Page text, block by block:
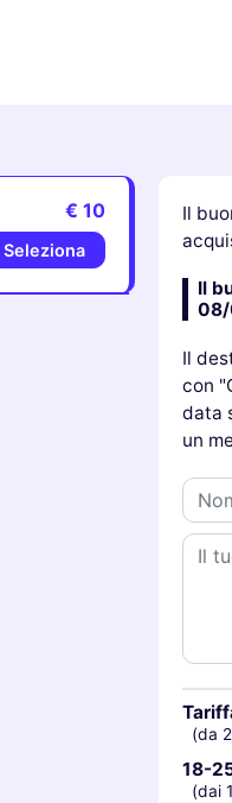
€ 10
Seleziona
Il
Il
Il
con
data
un
(da
18-
(dai